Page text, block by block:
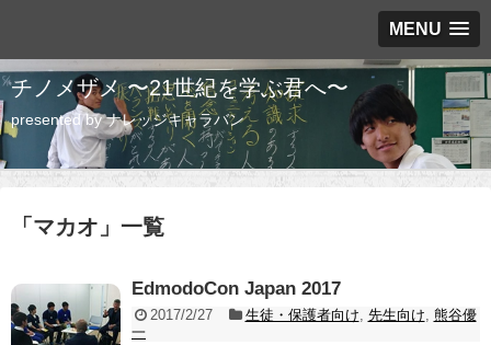
MENU
チノメザメ 〜21世紀を学ぶ君へ〜
presented by ナレッジキャラバン
「 マカオ 」 一覧
EdmodoCon Japan 2017
2017/2/27 生徒・保護者向け 先生向け 熊谷優
一